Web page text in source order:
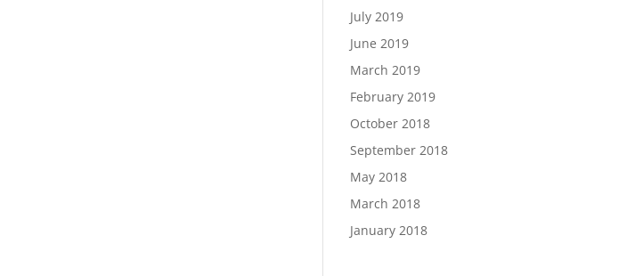
July 2019
June 2019
March 2019
February 2019
October 2018
September 2018
May 2018
March 2018
January 2018